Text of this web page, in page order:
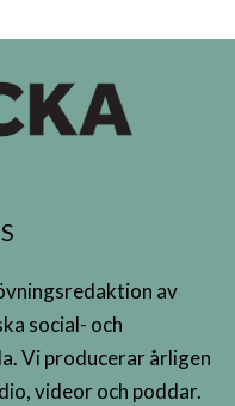
av
social- och
Vi producerar årligen
videor och poddar.